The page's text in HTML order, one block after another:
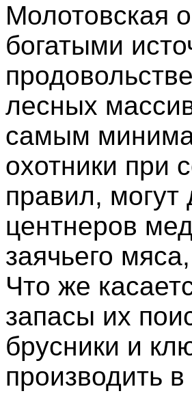
Молотовская
богатыми
лесных
самым
охотники при
правил, могут
центнеров
заячьего
Что же
запасы их
брусники и
производить